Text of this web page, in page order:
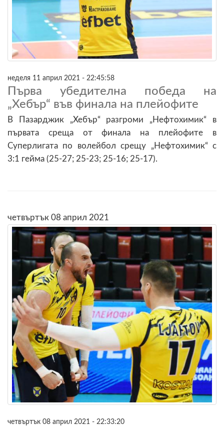
неделя 11 април 2021 - 22:45:58
Първа убедителна победа на
„Хебър“ във финала на плейофите
В Пазарджик „Хебър“ разгроми „Нефтохимик“ в
първата среща от финала на плейофите в
Суперлигата по волейбол срещу „Нефтохимик“ с
3:1 гейма (25-27; 25-23; 25-16; 25-17).
четвъртък 08 април 2021
четвъртък 08 април 2021 - 22:33:20